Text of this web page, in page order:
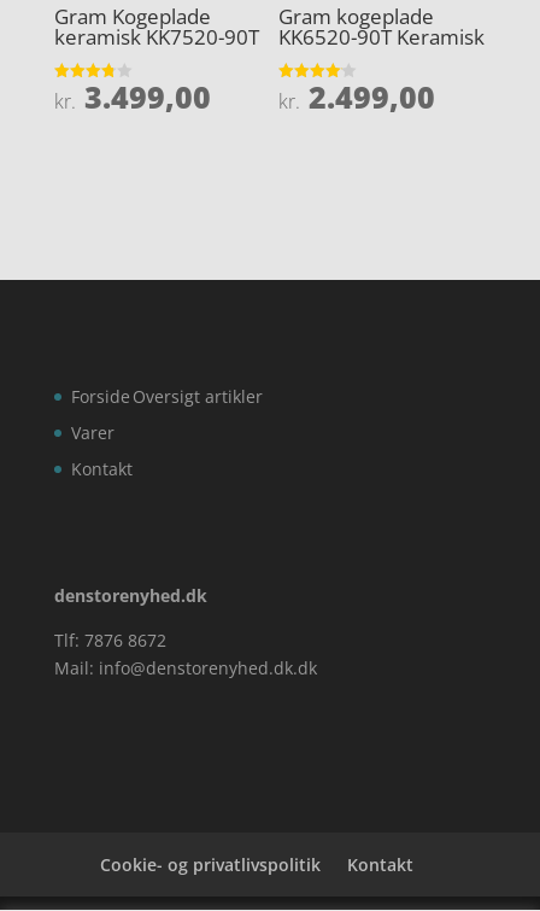
Gram Kogeplade
keramisk KK7520-90T
Vurderet
3.8
kr. 3.499,00
Gram kogeplade
KK6520-90T Keramisk
Vurderet
4.1
kr. 2.499,00
Forside
Varer
Kontakt
Oversigt artikler
denstorenyhed.dk
Tlf: 7876 8672
Mail: info@denstorenyhed.dk.dk
Cookie- og privatlivspolitik Kontakt